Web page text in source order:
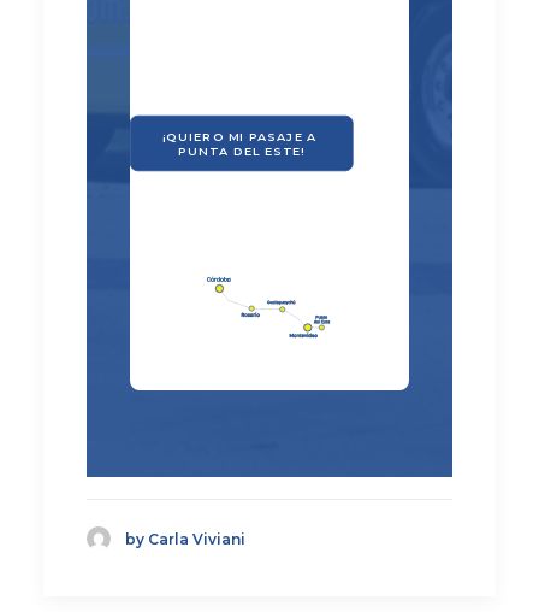
¡QUIERO MI PASAJE A
PUNTA DEL ESTE!
by Carla Viviani